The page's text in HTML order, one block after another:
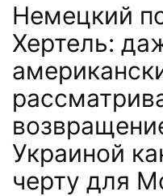
Немецкий
Хертель:
Украиной
черту для